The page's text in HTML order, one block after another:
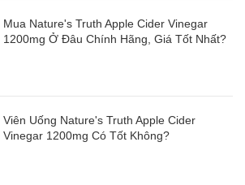
Mua Nature's Truth Apple Cider Vinegar
1200mg Ở Đâu Chính Hãng, Giá Tốt Nhất?
Viên Uống Nature's Truth Apple Cider
Vinegar 1200mg Có Tốt Không?